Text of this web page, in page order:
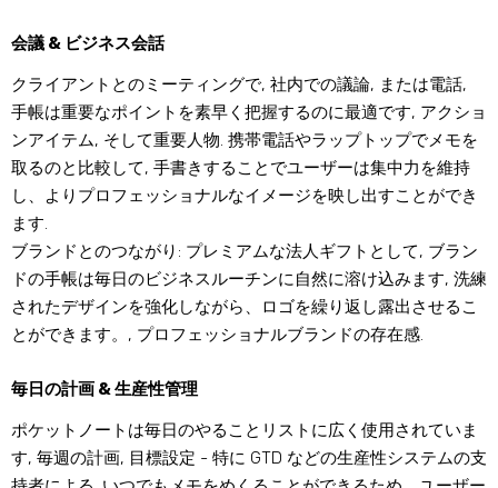
会議 & ビジネス会話
クライアントとのミーティングで, 社内での議論, または電話,
手帳は重要なポイントを素早く把握するのに最適です, アクショ
ンアイテム, そして重要人物. 携帯電話やラップトップでメモを
取るのと比較して, 手書きすることでユーザーは集中力を維持
し、よりプロフェッショナルなイメージを映し出すことができ
ます.
ブランドとのつながり: プレミアムな法人ギフトとして, ブラン
ドの手帳は毎日のビジネスルーチンに自然に溶け込みます, 洗練
されたデザインを強化しながら、ロゴを繰り返し露出させるこ
とができます。, プロフェッショナルブランドの存在感.
毎日の計画 & 生産性管理
ポケットノートは毎日のやることリストに広く使用されていま
す, 毎週の計画, 目標設定 - 特に GTD などの生産性システムの支